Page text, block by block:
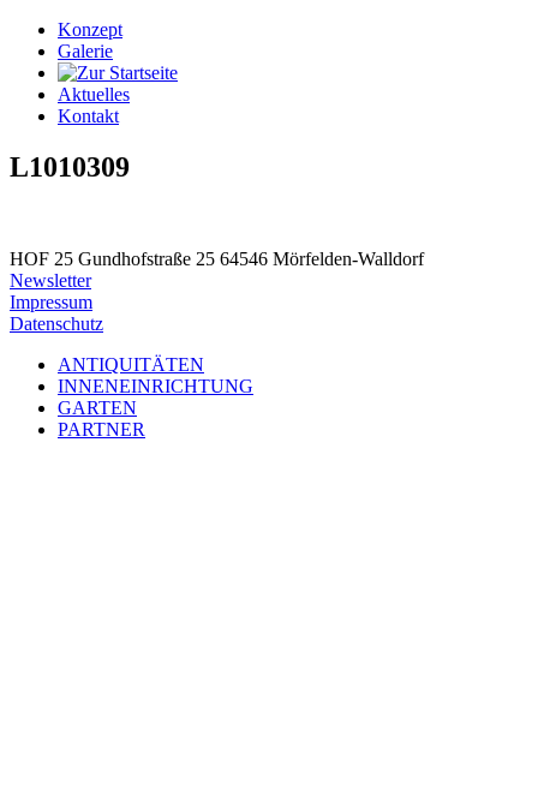
Konzept
Galerie
Aktuelles
Kontakt
L1010309
HOF 25 Gundhofstraße 25 64546 Mörfelden-Walldorf
Newsletter
Impressum
Datenschutz
ANTIQUITÄTEN
INNENEINRICHTUNG
GARTEN
PARTNER